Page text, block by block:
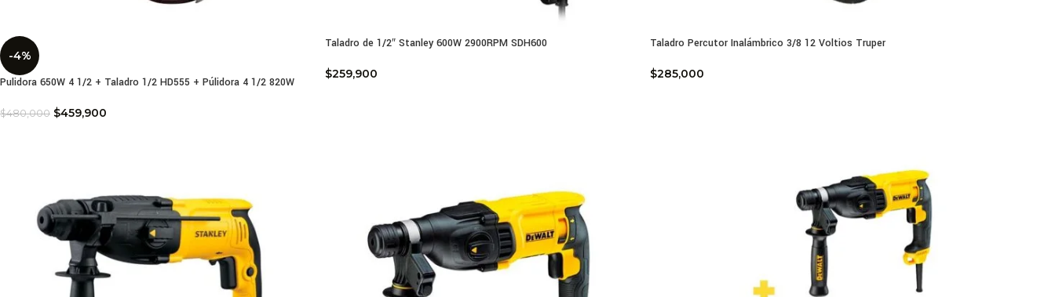
-4%
Pulidora 650W 4 1/2 + Taladro 1/2 HD555 + Púlidora 4 1/2 820W
$480,000 $459,900
Taladro de 1/2″ Stanley 600W 2900RPM SDH600
$259,900
Taladro Percutor Inalámbrico 3/8 12 Voltios Truper
$285,000